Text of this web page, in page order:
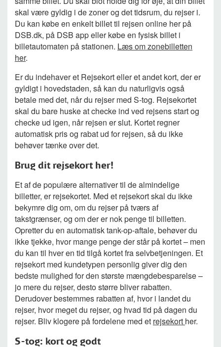
skal være gyldig i de zoner og det tidsrum, du rejser i.
Du kan købe en enkelt billet til rejsen online her på
DSB.dk, på DSB app eller købe en fysisk billet i
billetautomaten på stationen. Læs om zonebilletten
her.
Er du indehaver et Rejsekort eller et andet kort, der er
gyldigt i hovedstaden, så kan du naturligvis også
betale med det, når du rejser med S-tog. Rejsekortet
skal du bare huske at checke ind ved rejsens start og
checke ud igen, når rejsen er slut. Kortet regner
automatisk pris og rabat ud for rejsen, så du ikke
behøver tænke over det.
Brug dit rejsekort her!
Et af de populære alternativer til de almindelige
billetter, er rejsekortet. Med et rejsekort skal du ikke
bekymre dig om, om du rejser på tværs af
takstgrænser, og om der er nok penge til billetten.
Opretter du en automatisk tank-op-aftale, behøver du
ikke tjekke, hvor mange penge der står på kortet – men
du kan til hver en tid tilgå kortet fra selvbetjeningen. Et
rejsekort med kundetypen personlig giver dig den
bedste mulighed for den største mængdebesparelse –
jo mere du rejser, desto større bliver rabatten.
Derudover bestemmes rabatten af, hvor i landet du
rejser, hvor meget du rejser, og hvad tid på dagen du
rejser. Bliv klogere på fordelene med et rejsekort her.
S-tog: kort og godt